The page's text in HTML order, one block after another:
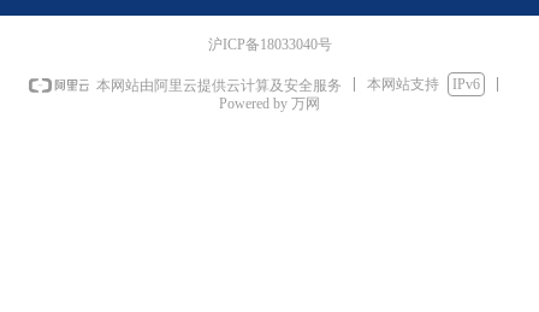
沪ICP备18033040号
本网站由阿里云提供云计算及安全服务 本网站支持
IPv6
Powered by 万网